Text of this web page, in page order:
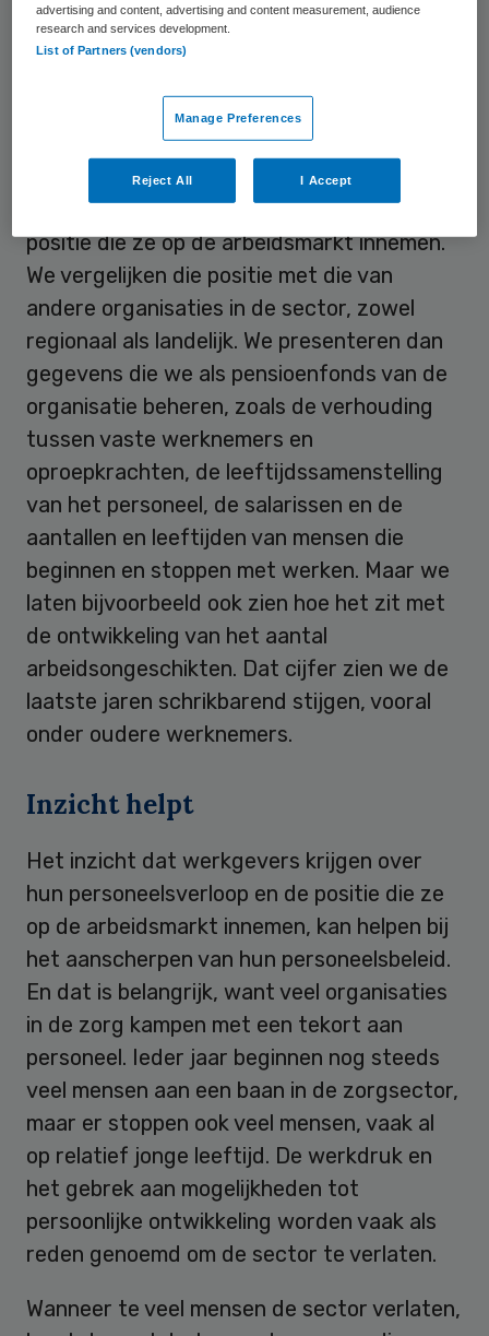
Arbeidsmarkt
De bijeenkomst bij TSN was wat wij een
spiegelsessie noemen. In die sessies
bespreken we de pensioenactualiteit en we
gaan met werkgevers in gesprek over de
positie die ze op de arbeidsmarkt innemen.
We vergelijken die positie met die van
andere organisaties in de sector, zowel
regionaal als landelijk. We presenteren dan
gegevens die we als pensioenfonds van de
organisatie beheren, zoals de verhouding
tussen vaste werknemers en
oproepkrachten, de leeftijdssamenstelling
van het personeel, de salarissen en de
aantallen en leeftijden van mensen die
beginnen en stoppen met werken. Maar we
laten bijvoorbeeld ook zien hoe het zit met
de ontwikkeling van het aantal
arbeidsongeschikten. Dat cijfer zien we de
laatste jaren schrikbarend stijgen, vooral
onder oudere werknemers.
Inzicht helpt
Het inzicht dat werkgevers krijgen over
hun personeelsverloop en de positie die ze
op de arbeidsmarkt innemen, kan helpen bij
het aanscherpen van hun personeelsbeleid.
En dat is belangrijk, want veel organisaties
in de zorg kampen met een tekort aan
personeel. Ieder jaar beginnen nog steeds
veel mensen aan een baan in de zorgsector,
maar er stoppen ook veel mensen, vaak al
op relatief jonge leeftijd. De werkdruk en
het gebrek aan mogelijkheden tot
persoonlijke ontwikkeling worden vaak als
reden genoemd om de sector te verlaten.
Wanneer te veel mensen de sector verlaten,
advertising and content, advertising and content measurement, audience
research and services development.
List of Partners (vendors)
Manage Preferences
Reject All I Accept